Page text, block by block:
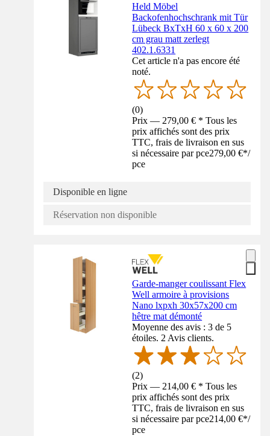
Held Möbel
Backofenhochschrank mit Tür
Lübeck BxTxH 60 x 60 x 200
cm grau matt zerlegt
402.1.6331
Cet article n'a pas encore été
noté.
(0)
Prix — 279,00 € * Tous les
prix affichés sont des prix
TTC, frais de livraison en sus
si nécessaire par pce279,00 €*/
pce
Disponible en ligne
Réservation non disponible
Garde-manger coulissant Flex
Well armoire à provisions
Nano lxpxh 30x57x200 cm
hêtre mat démonté
Moyenne des avis : 3 de 5
étoiles. 2 Avis clients.
(2)
Prix — 214,00 € * Tous les
prix affichés sont des prix
TTC, frais de livraison en sus
si nécessaire par pce214,00 €*/
pce